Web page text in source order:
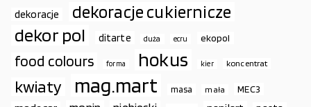
dekoracje dekoracje cukiernicze
dekor pol ditarte duża ecru ekopol
food colours forma hokus kier koncentrat
kwiaty mag.mart masa mała MEC3